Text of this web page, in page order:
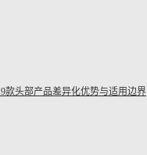
款头部产品差异化优势与适用边界